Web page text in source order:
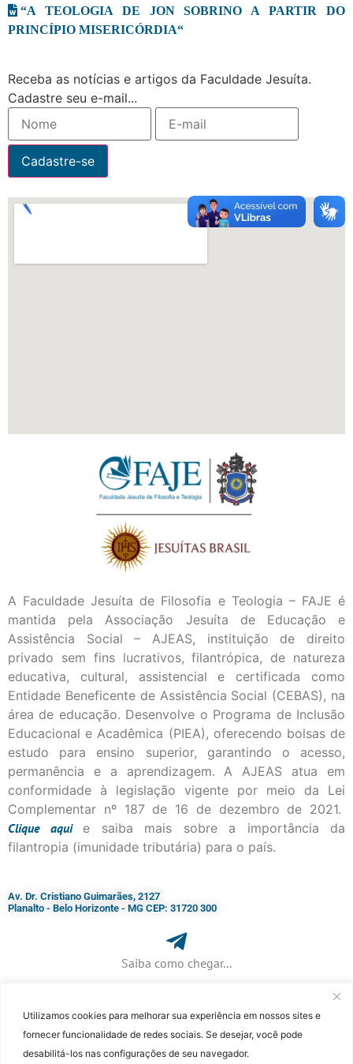
Utilizamos cookies para melhorar sua experiência em nossos sites e
fornecer funcionalidade de redes sociais. Se desejar, você pode
desabilitá-los nas configurações de seu navegador.
“A TEOLOGIA DE JON SOBRINO A PARTIR DO
PRINCÍPIO MISERICÓRDIA“
Receba as notícias e artigos da Faculdade Jesuíta.
Cadastre seu e-mail...
A Faculdade Jesuíta de Filosofia e Teologia – FAJE é
mantida pela Associação Jesuíta de Educação e
Assistência Social – AJEAS, instituição de direito
privado sem fins lucrativos, filantrópica, de natureza
educativa, cultural, assistencial e certificada como
Entidade Beneficente de Assistência Social (CEBAS), na
área de educação. Desenvolve o Programa de Inclusão
Educacional e Acadêmica (PIEA), oferecendo bolsas de
estudo para ensino superior, garantindo o acesso,
permanência e a aprendizagem. A AJEAS atua em
conformidade à legislação vigente por meio da Lei
Complementar nº 187 de 16 de dezembro de 2021.
Cliqueaqui
e saiba mais sobre a importância da
filantropia (imunidade tributária) para o país.
Av. Dr. Cristiano Guimarães, 2127
Planalto - Belo Horizonte - MG CEP: 31720 300
Saiba como chegar...
+ 55 (31) 3115-7000​